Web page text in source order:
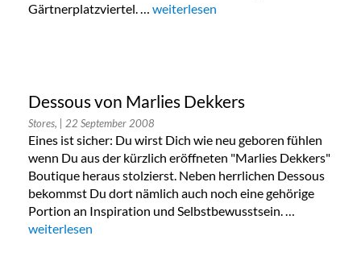
Gärtnerplatzviertel. … „„Noa Noa“ Shoperöffnung“
weiterlesen
Dessous von Marlies Dekkers
Stores, | 22 September 2008
Eines ist sicher: Du wirst Dich wie neu geboren fühlen
wenn Du aus der kürzlich eröffneten "Marlies Dekkers"
Boutique heraus stolzierst. Neben herrlichen Dessous
bekommst Du dort nämlich auch noch eine gehörige
Portion an Inspiration und Selbstbewusstsein. …
„Dessous von Marlies Dekkers“
weiterlesen